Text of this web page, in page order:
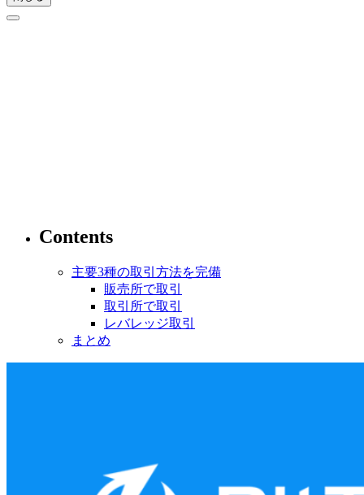
Contents
主要3種の取引方法を完備
販売所で取引
取引所で取引
レバレッジ取引
まとめ